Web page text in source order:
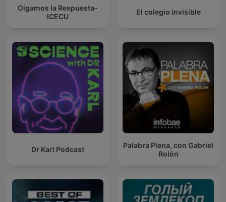
Oigamos la Respuesta-
ICECU
El colegio invisible
Dr Karl Podcast
Palabra Plena, con Gabriel
Rolón